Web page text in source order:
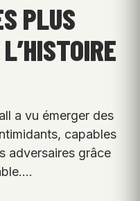
PLUS
a vu émerger des
capables
adversaires grâce